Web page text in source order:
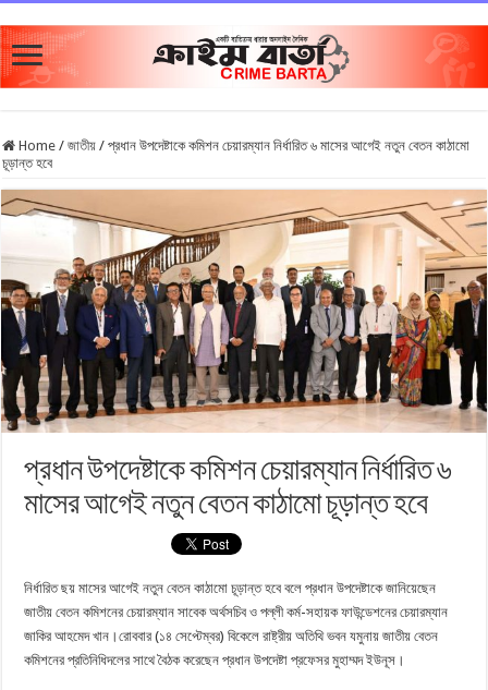
Home / জাতীয় / প্রধান উপদেষ্টাকে কমিশন চেয়ারম্যান নির্ধারিত ৬ মাসের আগেই নতুন বেতন কাঠামো
চূড়ান্ত হবে
প্রধান উপদেষ্টাকে কমিশন চেয়ারম্যান নির্ধারিত ৬
মাসের আগেই নতুন বেতন কাঠামো চূড়ান্ত হবে
নির্ধারিত ছয় মাসের আগেই নতুন বেতন কাঠামো চূড়ান্ত হবে বলে প্রধান উপদেষ্টাকে জানিয়েছেন
জাতীয় বেতন কমিশনের চেয়ারম্যান সাবেক অর্থসচিব ও পল্লী কর্ম-সহায়ক ফাউন্ডেশনের চেয়ারম্যান
জাকির আহমেদ খান।রোববার (১৪ সেপ্টেম্বর) বিকেলে রাষ্ট্রীয় অতিথি ভবন যমুনায় জাতীয় বেতন
কমিশনের প্রতিনিধিদলের সাথে বৈঠক করেছেন প্রধান উপদেষ্টা প্রফেসর মুহাম্মদ ইউনূস।